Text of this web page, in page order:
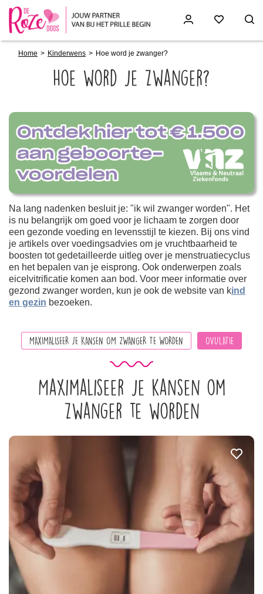
Home Kinderwens Hoe word je zwanger?
Hoe word je zwanger?
Paragraphs
Na lang nadenken besluit je: "ik wil zwanger worden". Het
is nu belangrijk om goed voor je lichaam te zorgen door
een gezonde voeding en levensstijl te kiezen. Bij ons vind
je artikels over voedingsadvies om je vruchtbaarheid te
boosten tot gedetailleerde uitleg over je menstruatiecyclus
en het bepalen van je eisprong. Ook onderwerpen zoals
eicelvitrificatie komen aan bod. Voor meer informatie over
gezond zwanger worden, kun je ook de website van kind
en gezin bezoeken.
MAXIMALISEER JE KANSEN OM ZWANGER TE WORDEN OVULATIE
Maximaliseer je kansen om
zwanger te worden